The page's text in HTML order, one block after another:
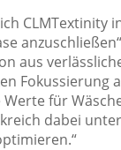
CLMTextinity
aus
Fokussierung
für
dabei